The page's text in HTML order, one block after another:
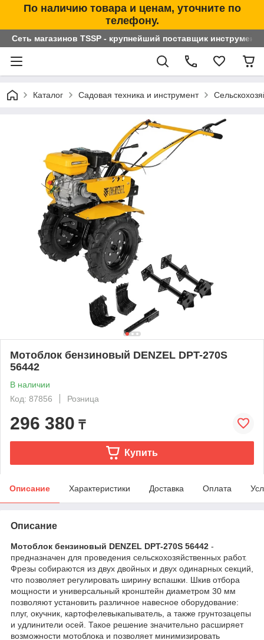
По наличию товара и ценам, уточните по
телефону.
Сеть магазинов TSSP - крупнейший поставщик
Каталог Садовая техника и инструмент
Мотоблок бензиновый DENZEL DPT-270S
56442
В наличии
Код: 87856
Розница
296 380 ₸
Купить
Описание Характеристики Доставка Оплата
Описание
Мотоблок бензиновый DENZEL DPT-270S 56442 -
предназначен для проведения сельскохозяйственных работ.
Фрезы собираются из двух двойных и двух одинарных секций,
что позволяет регулировать ширину вспашки. Шкив отбора
мощности и универсальный кронштейн диаметром 30 мм
позволяют установить различное навесное оборудование:
плуг, окучник, картофелевыкапыватель, а также грунтозацепы
и удлинители осей. Такое решение значительно расширяет
возможности мотоблока и позволяет минимизировать